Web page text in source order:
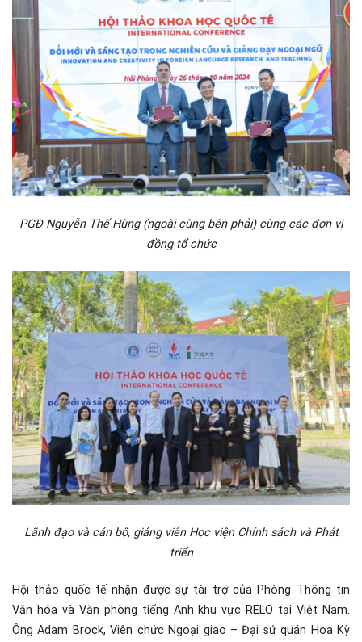
PGĐ Nguyễn Thế Hùng (ngoài cùng bên phải) cùng các đơn vị
đồng tổ chức
Lãnh đạo và cán bộ, giảng viên Học viện Chính sách và Phát
triển
Hội thảo quốc tế nhận được sự tài trợ của Phòng Thông tin
Văn hóa và Văn phòng tiếng Anh khu vực RELO tại Việt Nam.
Ông Adam Brock, Viên chức Ngoại giao – Đại sứ quán Hoa Kỳ